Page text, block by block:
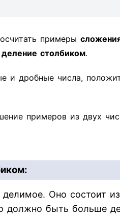
примеры
деление столбиком.
и дробные числа,
примеров из двух
Оно состоит
должно быть больше